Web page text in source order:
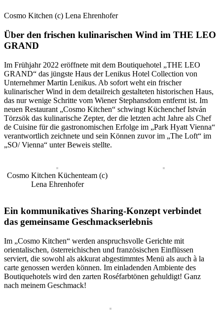
Cosmo Kitchen (c) Lena Ehrenhofer
Über den frischen kulinarischen Wind im THE LEO
GRAND
Im Frühjahr 2022 eröffnete mit dem Boutiquehotel „THE LEO
GRAND“ das jüngste Haus der Lenikus Hotel Collection von
Unternehmer Martin Lenikus. Ab sofort weht ein frischer
kulinarischer Wind in dem detailreich gestalteten historischen Haus,
das nur wenige Schritte vom Wiener Stephansdom entfernt ist. Im
neuen Restaurant „Cosmo Kitchen“ schwingt Küchenchef István
Törzsök das kulinarische Zepter, der die letzten acht Jahre als Chef
de Cuisine für die gastronomischen Erfolge im „Park Hyatt Vienna“
verantwortlich zeichnete und sein Können zuvor im „The Loft“ im
„SO/ Vienna“ unter Beweis stellte.
Cosmo Kitchen Küchenteam (c)
Lena Ehrenhofer
Ein kommunikatives Sharing-Konzept verbindet
das gemeinsame Geschmackserlebnis
Im „Cosmo Kitchen“ werden anspruchsvolle Gerichte mit
orientalischen, österreichischen und französischen Einflüssen
serviert, die sowohl als akkurat abgestimmtes Menü als auch à la
carte genossen werden können. Im einladenden Ambiente des
Boutiquehotels wird den zarten Roséfarbtönen gehuldigt! Ganz
nach meinem Geschmack!